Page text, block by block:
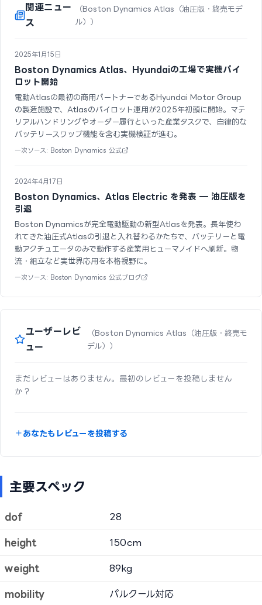
関連ニュー
ス
（Boston Dynamics Atlas（油圧版・終売モデ
ル））
2025年1月15日
Boston Dynamics Atlas、Hyundaiの工場で実機パイ
ロット開始
電動Atlasの最初の商用パートナーであるHyundai Motor Group
の製造施設で、Atlasのパイロット運用が2025年初頭に開始。マテ
リアルハンドリングやオーダー履行といった産業タスクで、自律的な
バッテリースワップ機能を含む実機検証が進む。
一次ソース: Boston Dynamics 公式
2024年4月17日
Boston Dynamics、Atlas Electric を発表 — 油圧版を
引退
Boston Dynamicsが完全電動駆動の新型Atlasを発表。長年使わ
れてきた油圧式Atlasの引退と入れ替わるかたちで、バッテリーと電
動アクチュエータのみで動作する産業用ヒューマノイドへ刷新。物
流・組立など実世界応用を本格視野に。
一次ソース: Boston Dynamics 公式ブログ
ユーザーレビ
ュー
（Boston Dynamics Atlas（油圧版・終売モ
デル））
まだレビューはありません。最初のレビューを投稿しません
か？
あなたもレビューを投稿する
主要スペック
dof 28
height 150cm
weight 89kg
mobility パルクール対応